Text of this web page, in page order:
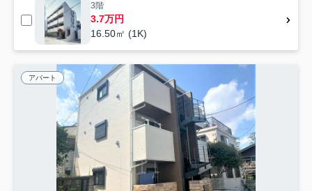
3階
3.7万円
16.50㎡ (1K)
アパート